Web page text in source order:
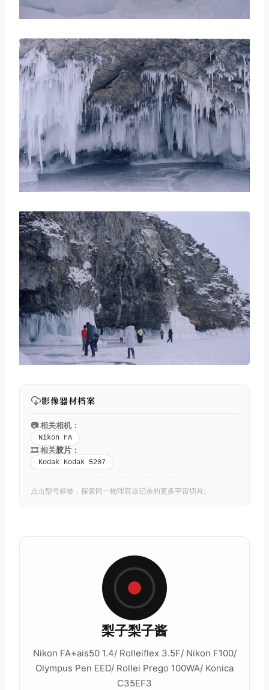
影像器材档案
📷 相关相机：
Nikon FA
🎞️ 相关胶片 ：
Kodak Kodak 5207
点击型号标签，探索同一物理容器记录的更多宇宙切片。
梨子梨子酱
Nikon FA+ais50 1.4/ Rolleiflex 3.5F/ Nikon F100/
Olympus Pen EED/ Rollei Prego 100WA/ Konica
C35EF3
取消 搜索